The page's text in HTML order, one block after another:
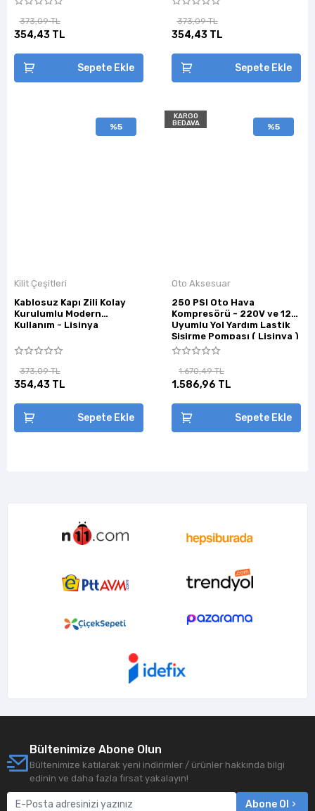
373,09 TL
354,43 TL
Sepete Ekle
373,09 TL
354,43 TL
Sepete Ekle
%5
Kilit Çeşitleri
Kablosuz Kapı Zili Kolay
Kurulumlu Modern
Kullanım - Lisinya
373,09 TL
354,43 TL
Sepete Ekle
KARGO
BEDAVA
%5
Oto Aksesuar
250 PSI Oto Hava
Kompresörü - 220V ve 12V
Uyumlu Yol Yardım Lastik
Şişirme Pompası ( Lisinya )
1.670,49 TL
1.586,96 TL
Sepete Ekle
Bültenimize Abone Olun
Bültenimize katılarak yeni indirimler / ürünler hakkında bilgi
edinin ve daha fazla fırsat yakalayın!
Abone Ol